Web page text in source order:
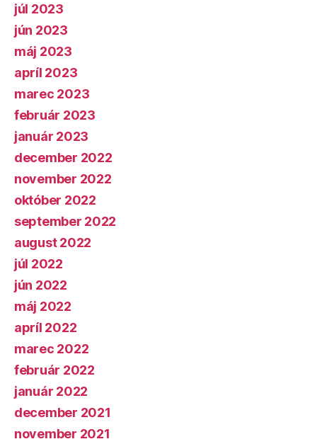
júl 2023
jún 2023
máj 2023
apríl 2023
marec 2023
február 2023
január 2023
december 2022
november 2022
október 2022
september 2022
august 2022
júl 2022
jún 2022
máj 2022
apríl 2022
marec 2022
február 2022
január 2022
december 2021
november 2021